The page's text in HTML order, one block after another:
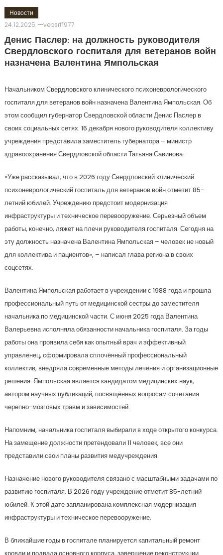
Новости
24.12.2025
vepsrf1977
Денис Паслер: на должность руководителя
Свердловского госпиталя для ветеранов войн
назначена Валентина Ямпольская
Начальником Свердловского клинического психоневрологического
госпиталя для ветеранов войн назначена Валентина Ямпольская. Об
этом сообщил губернатор Свердловской области Денис Паслер в
своих социальных сетях. 16 декабря нового руководителя коллективу
учреждения представила заместитель губернатора – министр
здравоохранения Свердловской области Татьяна Савинова.
«Уже рассказывал, что в 2026 году Свердловский клинический
психоневрологический госпиталь для ветеранов войн отметит 85-
летний юбилей. Учреждению предстоит модернизация
инфраструктуры и техническое перевооружение. Серьезный объем
работы, конечно, ляжет на плечи руководителя госпиталя. Сегодня на
эту должность назначена Валентина Ямпольская – человек не новый
для коллектива и пациентов», – написал глава региона в своих
соцсетях.
Валентина Ямпольская работает в учреждении с 1988 года и прошла
профессиональный путь от медицинской сестры до заместителя
начальника по медицинской части. С июня 2025 года Валентина
Валерьевна исполняла обязанности начальника госпиталя. За годы
работы она проявила себя как опытный врач и эффективный
управленец, сформировала сплочённый профессиональный
коллектив, внедряла современные методы лечения и организационные
решения. Ямпольская является кандидатом медицинских наук,
автором научных публикаций, посвящённых вопросам сочетания
черепно-мозговых травм и зависимостей.
Напомним, начальника госпиталя выбирали в ходе открытого конкурса.
На замещение должности претендовали 11 человек, все они
представили свои планы развития медучреждения.
Назначение нового руководителя связано с масштабными задачами по
развитию госпиталя. В 2026 году учреждение отметит 85-летний
юбилей. К этой дате запланирована комплексная модернизация
инфраструктуры и техническое перевооружение.
В ближайшие годы в госпитале планируется капитальный ремонт